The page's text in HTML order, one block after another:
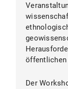
öffentlichen
Der